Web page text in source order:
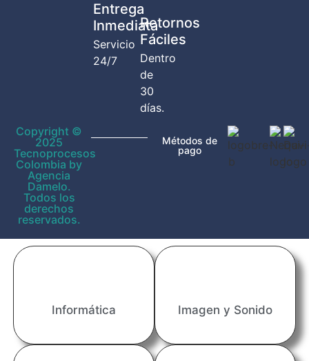
Entrega
Inmediata
Servicio
24/7
Retornos
Fáciles
Dentro
de
30
días.
Copyright ©
2025
Tecnoprocesos
Colombia by
Agencia
Damelo.
Todos los
derechos
reservados.
Métodos de
pago
Informática Imagen y Sonido